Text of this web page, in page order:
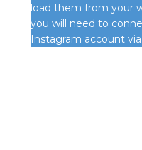
load them from your
you will need to
Instagram account